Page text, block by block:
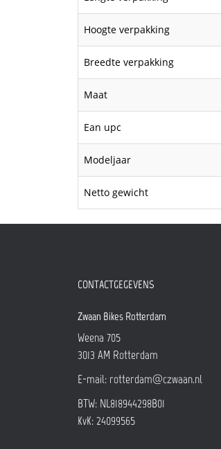
Hoogte verpakking
Breedte verpakking
Maat
Ean upc
Modeljaar
Netto gewicht
CONTACTGEGEVENS
Zwaan Bikes Rotterdam
Weena 705
3013 AM Rotterdam
E-mail: rotterdam@czwaan.nl
BTW: NL818944298B01
KvK: 24099565